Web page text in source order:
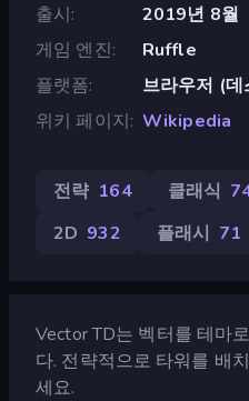
출시
2019년 8월
게임 엔진
Ruffle
플랫폼
브라우저 (
위키 페이지 Wikipedia
전략 164 클래식
2D 932 플래시 71
Vector TD는 벡터를 테마
다. 전략적으로 타워를 배
세요.